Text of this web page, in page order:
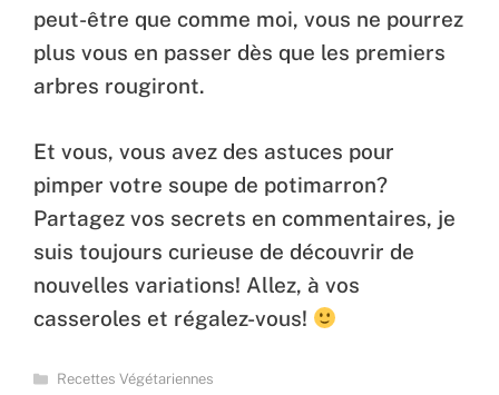
peut-être que comme moi, vous ne pourrez
plus vous en passer dès que les premiers
arbres rougiront.
Et vous, vous avez des astuces pour
pimper votre soupe de potimarron?
Partagez vos secrets en commentaires, je
suis toujours curieuse de découvrir de
nouvelles variations! Allez, à vos
casseroles et régalez-vous!
Categories
Recettes Végétariennes